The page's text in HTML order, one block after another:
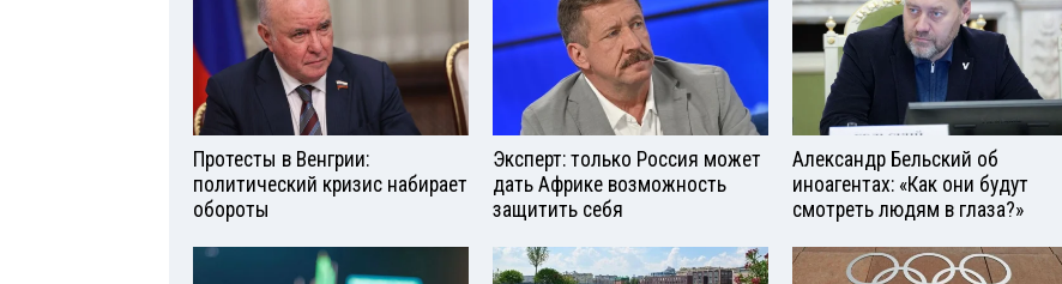
Протесты в Венгрии:
политический кризис набирает
обороты
Эксперт: только Россия может
дать Африке возможность
защитить себя
Александр Бельский об
иноагентах: «Как они будут
смотреть людям в глаза?»